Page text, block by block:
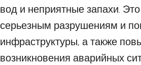
вод и неприятные запахи.
серьезным разрушениям и
инфраструктуры, а также
возникновения аварийных